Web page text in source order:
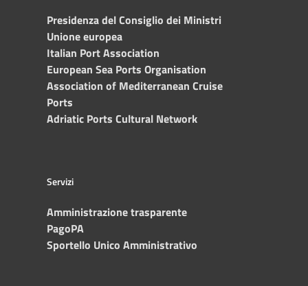
Presidenza del Consiglio dei Ministri
Unione europea
Italian Port Association
European Sea Ports Organisation
Association of Mediterranean Cruise
Ports
Adriatic Ports Cultural Network
Servizi
Amministrazione trasparente
PagoPA
Sportello Unico Amministrativo